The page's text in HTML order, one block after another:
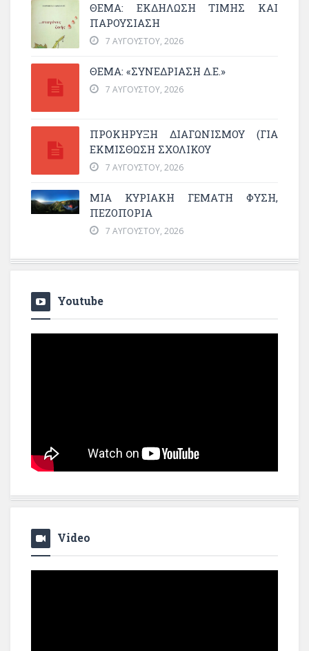
ΘΈΜΑ: ΕΚΔΉΛΩΣΗ ΤΙΜΉΣ ΚΑΙ
ΠΑΡΟΥΣΊΑΣΗ
7 ΑΥΓΟΎΣΤΟΥ, 2026
ΘΕΜΑ: «ΣΥΝΕΔΡΊΑΣΗ Δ.Ε.»
7 ΑΥΓΟΎΣΤΟΥ, 2026
ΠΡΟΚΗΡΥΞΗ ΔΙΑΓΩΝΙΣΜΟΥ (ΓΙΑ
ΕΚΜΊΣΘΩΣΗ ΣΧΟΛΙΚΟΎ
7 ΑΥΓΟΎΣΤΟΥ, 2026
ΜΙΑ ΚΥΡΙΑΚΉ ΓΕΜΆΤΗ ΦΎΣΗ,
ΠΕΖΟΠΟΡΊΑ
7 ΑΥΓΟΎΣΤΟΥ, 2026
Youtube
Video